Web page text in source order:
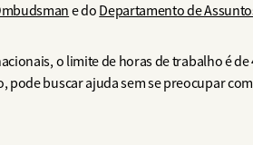
e do Departamento de
o limite de horas de trabalho é
pode buscar ajuda sem se preocupar